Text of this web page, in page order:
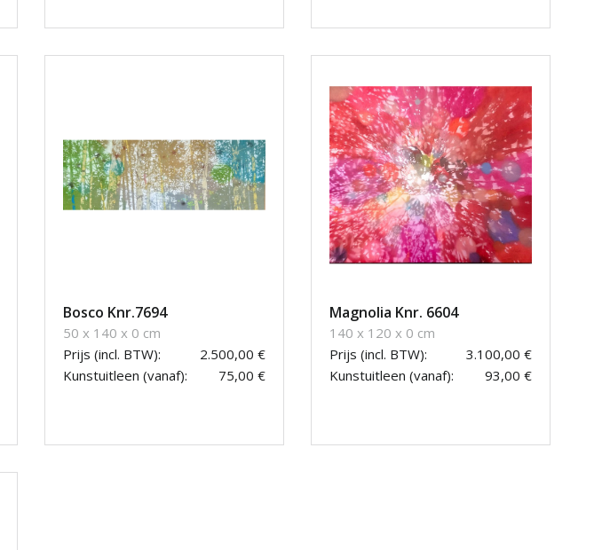
Bosco Knr.7694
50 x 140 x 0 cm
Prijs (incl. BTW):
2.500,00 €
Kunstuitleen (vanaf):
75,00 €
Magnolia Knr. 6604
140 x 120 x 0 cm
Prijs (incl. BTW):
3.100,00 €
Kunstuitleen (vanaf):
93,00 €